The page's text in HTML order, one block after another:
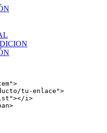
>
tu-enlace">
></i >
>